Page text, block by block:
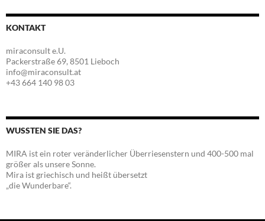
KONTAKT
miraconsult e.U.
Packerstraße 69, 8501 Lieboch
info@miraconsult.at
+43 664 140 98 03
WUSSTEN SIE DAS?
MIRA ist ein roter veränderlicher Überriesenstern und 400-500 mal
größer als unsere Sonne.
Mira ist griechisch und heißt übersetzt
„die Wunderbare“.